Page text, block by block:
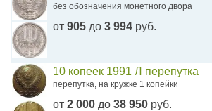
без обозначения монетного двора
от 905 до 3 994 руб.
10 копеек 1991 Л перепутка
перепутка, на кружке 1 копейки
от 2 000 до 38 950 руб.